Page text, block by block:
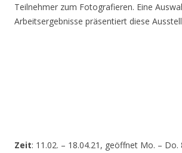
Teilnehmer zum Fotografieren. Eine
Arbeitsergebnisse präsentiert diese
Zeit: 11.02. – 18.04.21, geöffnet Mo. – Do.